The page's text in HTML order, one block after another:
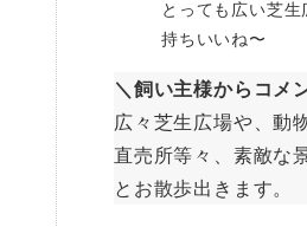
とっても広い芝
持ちいいね〜
＼飼い主様からコメ
広々芝生広場や、動
直売所等々、素敵な
とお散歩出きます。